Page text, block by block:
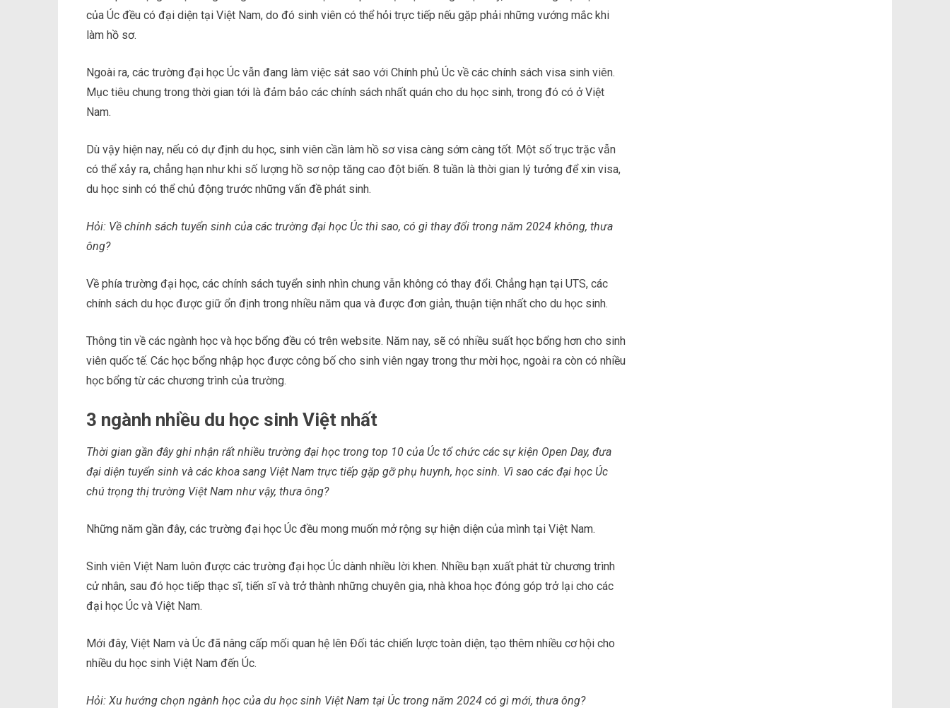
của Úc đều có đại diện tại Việt Nam, do đó sinh viên có thể hỏi trực tiếp nếu gặp phải những vướng mắc khi
làm hồ sơ.
Ngoài ra, các trường đại học Úc vẫn đang làm việc sát sao với Chính phủ Úc về các chính sách visa sinh viên.
Mục tiêu chung trong thời gian tới là đảm bảo các chính sách nhất quán cho du học sinh, trong đó có ở Việt
Nam.
Dù vậy hiện nay, nếu có dự định du học, sinh viên cần làm hồ sơ visa càng sớm càng tốt. Một số trục trặc vẫn
có thể xảy ra, chẳng hạn như khi số lượng hồ sơ nộp tăng cao đột biến. 8 tuần là thời gian lý tưởng để xin visa,
du học sinh có thể chủ động trước những vấn đề phát sinh.
Hỏi: Về chính sách tuyển sinh của các trường đại học Úc thì sao, có gì thay đổi trong năm 2024 không, thưa
ông?
Về phía trường đại học, các chính sách tuyển sinh nhìn chung vẫn không có thay đổi. Chẳng hạn tại UTS, các
chính sách du học được giữ ổn định trong nhiều năm qua và được đơn giản, thuận tiện nhất cho du học sinh.
Thông tin về các ngành học và học bổng đều có trên website. Năm nay, sẽ có nhiều suất học bổng hơn cho sinh
viên quốc tế. Các học bổng nhập học được công bố cho sinh viên ngay trong thư mời học, ngoài ra còn có nhiều
học bổng từ các chương trình của trường.
3 ngành nhiều du học sinh Việt nhất
Thời gian gần đây ghi nhận rất nhiều trường đại học trong top 10 của Úc tổ chức các sự kiện Open Day, đưa
đại diện tuyển sinh và các khoa sang Việt Nam trực tiếp gặp gỡ phụ huynh, học sinh. Vì sao các đại học Úc
chú trọng thị trường Việt Nam như vậy, thưa ông?
Những năm gần đây, các trường đại học Úc đều mong muốn mở rộng sự hiện diện của mình tại Việt Nam.
Sinh viên Việt Nam luôn được các trường đại học Úc dành nhiều lời khen. Nhiều bạn xuất phát từ chương trình
cử nhân, sau đó học tiếp thạc sĩ, tiến sĩ và trở thành những chuyên gia, nhà khoa học đóng góp trở lại cho các
đại học Úc và Việt Nam.
Mới đây, Việt Nam và Úc đã nâng cấp mối quan hệ lên Đối tác chiến lược toàn diện, tạo thêm nhiều cơ hội cho
nhiều du học sinh Việt Nam đến Úc.
Hỏi: Xu hướng chọn ngành học của du học sinh Việt Nam tại Úc trong năm 2024 có gì mới, thưa ông?